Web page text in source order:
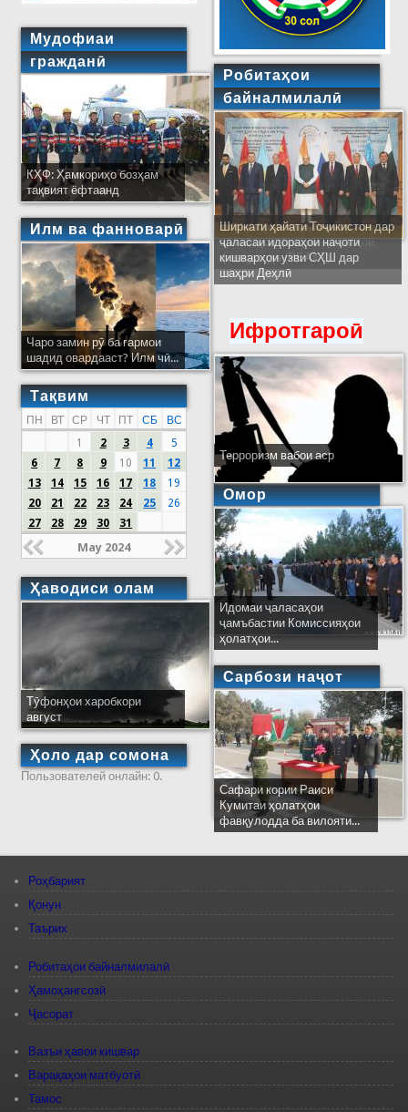
Мудофиаи
гражданӣ
КҲФ: Ҳамкориҳо бозҳам
тақвият ёфтаанд
Илм ва фанноварӣ
Чаро замин рӯ ба гармои
шадид овардааст? Илм чӣ...
Тақвим
ПН ВТ СР ЧТ ПТ СБ
ВС
1
2 3 4
5
6
7 8 9 10 11
12
13
14 15 16 17 18
19
20
21 22 23 24 25
26
27
28 29 30 31
May 2024
Ҳаводиси олам
Тӯфонҳои харобкори
август
Ҳоло дар сомона
Пользователей онлайн: 0.
Робитаҳои
байналмилалӣ
Ширкати ҳайати Тоҷикистон дар
ҷаласаи идораҳои наҷоти
кишварҳои узви СҲШ дар
шаҳри Деҳлӣ
Ифротгароӣ
Терроризм вабои аср
Омор
Идомаи ҷаласаҳои
ҷамъбастии Комиссияҳои
ҳолатҳои...
Сарбози наҷот
Сафари кории Раиси
Кумитаи ҳолатҳои
фавқулодда ба вилояти...
Роҳбарият
Қонун
Таърих
Робитаҳои байналмилалӣ
Ҳамоҳангсозӣ
Ҷасорат
Вазъи ҳавои кишвар
Варақаҳои матбуотӣ
Тамос